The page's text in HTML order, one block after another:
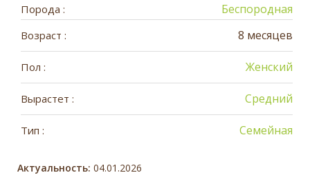
Порода : Беспородная
Возраст : 8 месяцев
Пол : Женский
Вырастет : Средний
Тип : Семейная
Актуальность: 04.01.2026